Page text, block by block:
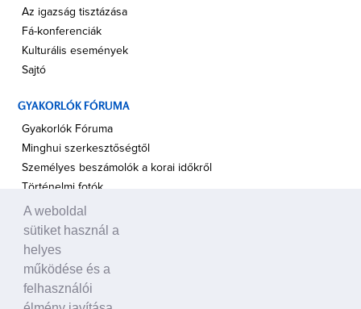
Az igazság tisztázása
Fá-konferenciák
Kulturális események
Sajtó
GYAKORLÓK FÓRUMA
Gyakorlók Fóruma
Minghui szerkesztőségtől
Személyes beszámolók a korai időkről
Történelmi fotók
A TÁMOGATÁS HANGJA
Politikusok
Civil szervezetek, ENSZ
Egyéb
A weboldal
sütiket használ a
helyes
működése és a
felhasználói